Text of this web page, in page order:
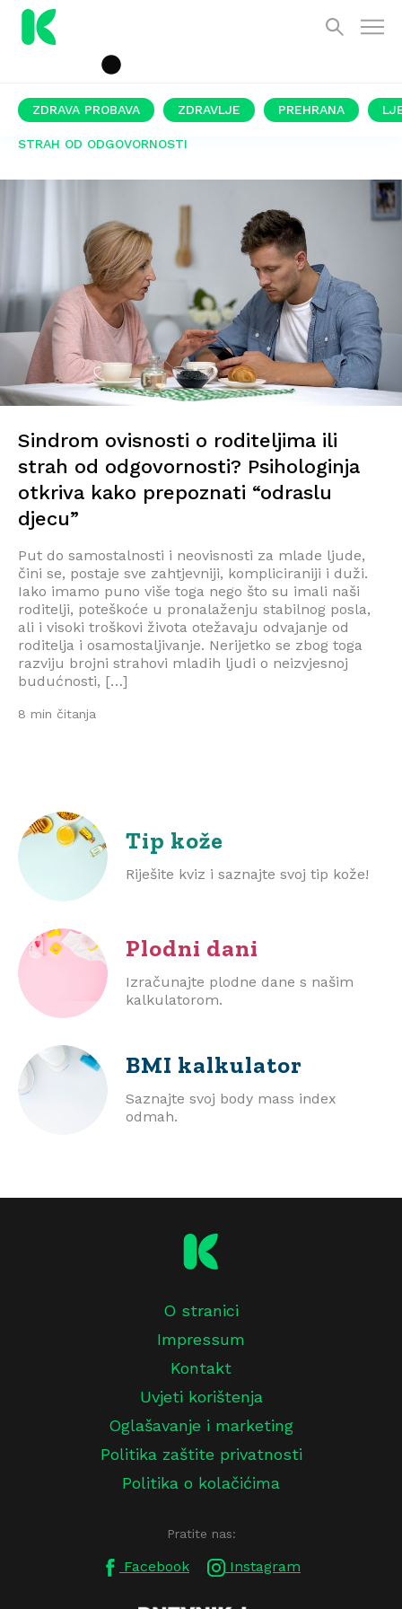
ZDRAVA PROBAVA ZDRAVLJE PREHRANA
STRAH OD ODGOVORNOSTI
Sindrom ovisnosti o roditeljima ili
strah od odgovornosti? Psihologinja
otkriva kako prepoznati “odraslu
djecu”
Put do samostalnosti i neovisnosti za mlade ljude,
čini se, postaje sve zahtjevniji, kompliciraniji i duži.
Iako imamo puno više toga nego što su imali naši
roditelji, poteškoće u pronalaženju stabilnog posla,
ali i visoki troškovi života otežavaju odvajanje od
roditelja i osamostaljivanje. Nerijetko se zbog toga
razviju brojni strahovi mladih ljudi o neizvjesnoj
budućnosti, […]
8 min čitanja
Tip kože
Riješite kviz i saznajte svoj tip kože!
Plodni dani
Izračunajte plodne dane s našim
kalkulatorom.
BMI kalkulator
Saznajte svoj body mass index
odmah.
O stranici
Impressum
Kontakt
Uvjeti korištenja
Oglašavanje i marketing
Politika zaštite privatnosti
Politika o kolačićima
Pratite nas:
Facebook Instagram